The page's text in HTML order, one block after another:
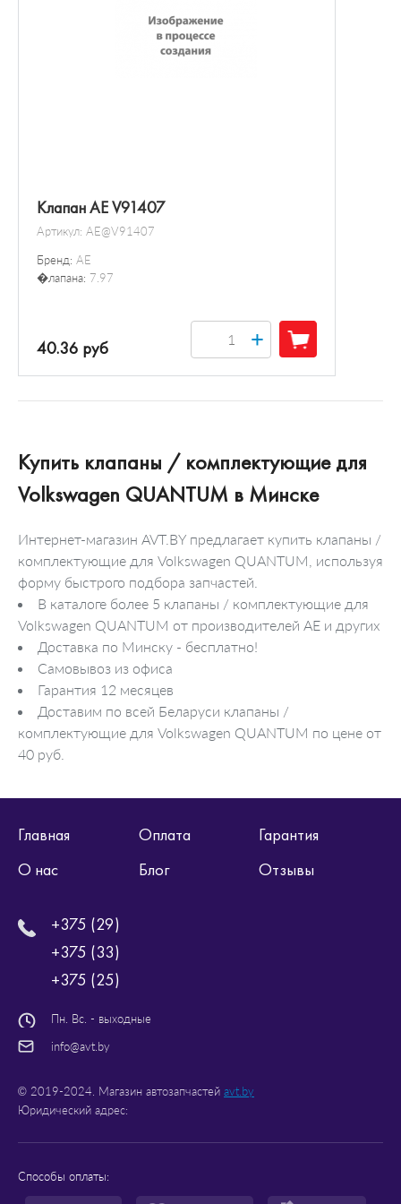
Клапан AE V91407
Артикул: AE@V91407
Бренд: AE
�лапана: 7.97
40.36 руб +
Купить клапаны / комплектующие для
Volkswagen QUANTUM в Минске
Интернет-магазин AVT.BY предлагает купить клапаны /
комплектующие для Volkswagen QUANTUM, используя
форму быстрого подбора запчастей.
В каталоге более 5 клапаны / комплектующие для
Volkswagen QUANTUM от производителей AE и других
Доставка по Минску - бесплатно!
Самовывоз из офиса
Гарантия 12 месяцев
Доставим по всей Беларуси клапаны /
комплектующие для Volkswagen QUANTUM по цене от
40 руб.
Главная Оплата
Гарантия
О нас
Блог Отзывы
+375 (29)
+375 (33)
+375 (25)
Пн. Вс. - выходные
info@avt.by
© 2019-2024. Магазин автозапчастей avt.by
Юридический адрес:
Способы оплаты: